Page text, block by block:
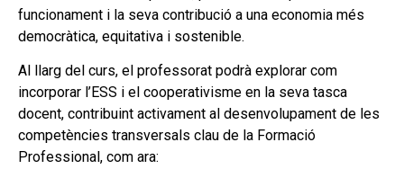
funcionament i la seva contribució a una economia més
democràtica, equitativa i sostenible.
Al llarg del curs, el professorat podrà explorar com
incorporar l’ESS i el cooperativisme en la seva tasca
docent, contribuint activament al desenvolupament de les
competències transversals clau de la Formació
Professional, com ara: